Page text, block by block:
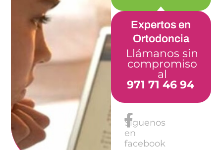
Expertos en
Ortodoncia
Llámanos sin
compromiso
al
971 71 46 94
Síguenos
en
facebook